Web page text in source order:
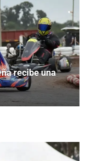
recibe una